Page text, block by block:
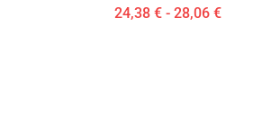
24,38 € - 28,06 €